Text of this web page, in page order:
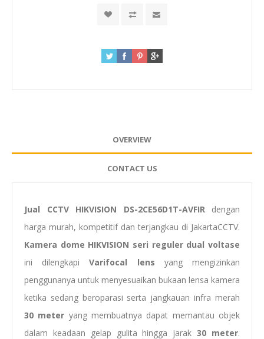
OVERVIEW
CONTACT US
Jual CCTV HIKVISION DS-2CE56D1T-AVFIR dengan
harga murah, kompetitif dan terjangkau di JakartaCCTV.
Kamera dome HIKVISION seri reguler dual voltase
ini dilengkapiVarifocal lens yang mengizinkan
penggunanya untuk menyesuaikan bukaan lensa kamera
ketika sedang beroparasi serta jangkauan infra merah
30 meter yang membuatnya dapat memantau objek
dalam keadaan gelap gulita hingga jarak30 meter.